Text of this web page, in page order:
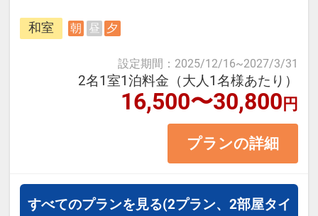
カタタの湯は営業しております。
(チェックイン日かチェックアウト日
のどちらかで1度ご利用いただけま
※幼児施設使用料：2歳～未就学
児 5,500円（税サ込・現地払い）
和室 朝 昼 夕
設定期間 ： 2025/12/16~2027/3/31
2名1室1泊料金（大人1名様あたり）
16,500〜30,800円
プランの詳細
すべてのプランを見る(2プラン、2部屋タイ